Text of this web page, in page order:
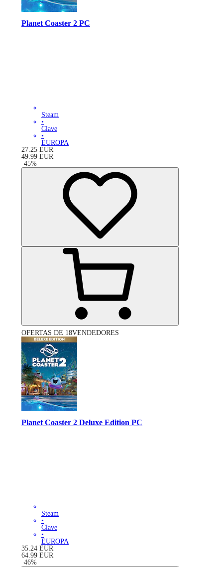
Planet Coaster 2 PC
Steam
•
Clave
•
EUROPA
27.25 EUR
49.99 EUR
-45%
OFERTAS DE 18VENDEDORES
Planet Coaster 2 Deluxe Edition PC
Steam
•
Clave
•
EUROPA
35.24 EUR
64.99 EUR
-46%